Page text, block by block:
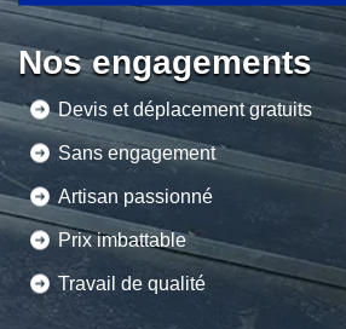
Nos engagements
Devis et déplacement gratuits
Sans engagement
Artisan passionné
Prix imbattable
Travail de qualité